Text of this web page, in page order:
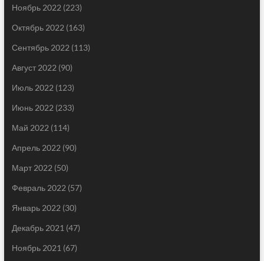
Ноябрь 2022 (223)
Октябрь 2022 (163)
Сентябрь 2022 (113)
Август 2022 (90)
Июль 2022 (123)
Июнь 2022 (233)
Май 2022 (114)
Апрель 2022 (90)
Март 2022 (50)
Февраль 2022 (57)
Январь 2022 (30)
Декабрь 2021 (47)
Ноябрь 2021 (67)